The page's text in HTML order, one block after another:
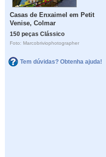
Casas de Enxaimel em Petit
Venise, Colmar
150 peças Clássico
Foto: Marcobriviophotographer
Tem dúvidas? Obtenha ajuda!